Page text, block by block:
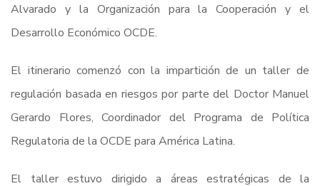
Alvarado y la Organización para la Cooperación y el
Desarrollo Económico OCDE.
El itinerario comenzó con la impartición de un taller de
regulación basada en riesgos por parte del Doctor Manuel
Gerardo Flores, Coordinador del Programa de Política
Regulatoria de la OCDE para América Latina.
El taller estuvo dirigido a áreas estratégicas de la